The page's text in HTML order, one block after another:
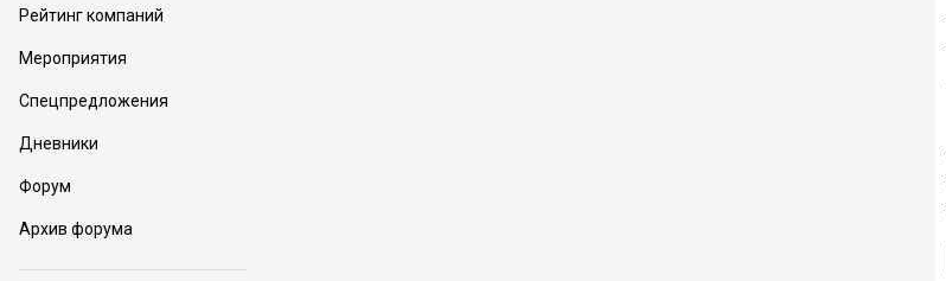
Рейтинг компаний
Мероприятия
Спецпредложения
Дневники
Форум
Архив форума